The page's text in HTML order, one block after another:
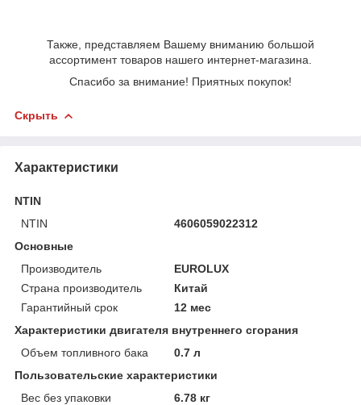
Также, представляем Вашему вниманию большой
ассортимент товаров нашего интернет-магазина.
Спасибо за внимание! Приятных покупок!
Скрыть
Характеристики
NTIN
NTIN
4606059022312
Основные
Производитель
EUROLUX
Страна производитель
Китай
Гарантийный срок
12 мес
Характеристики двигателя внутреннего сгорания
Объем топливного бака
0.7 л
Пользовательские характеристики
Вес без упаковки
6.78 кг